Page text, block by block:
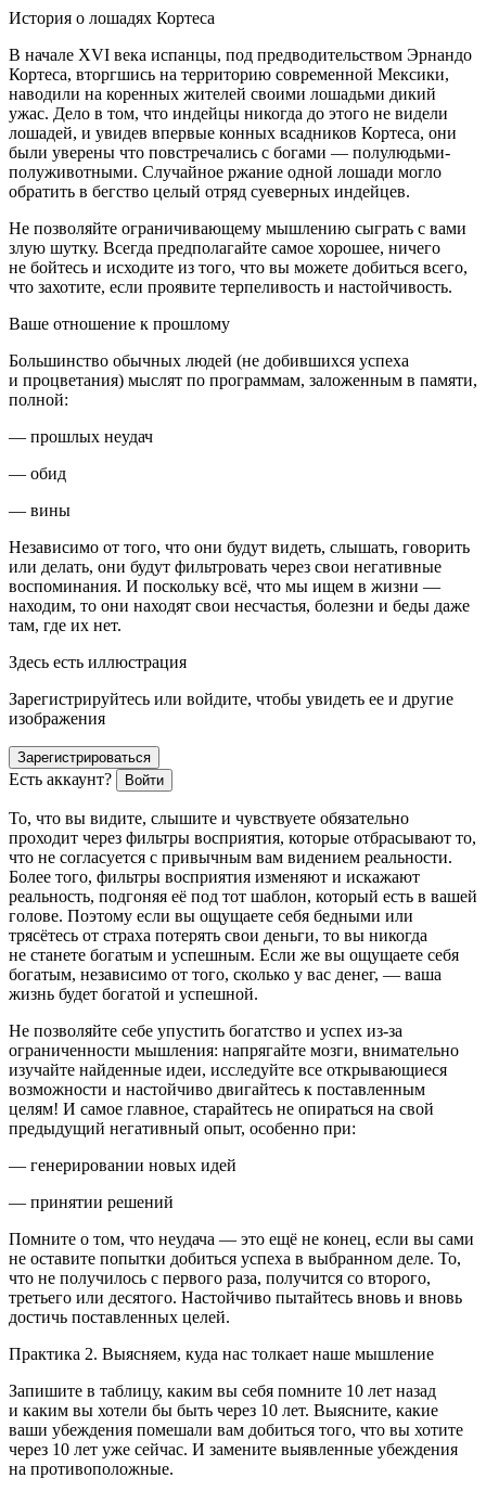
История о лошадях Кортеса
В начале XVI века испанцы, под предводительством Эрнандо
Кортеса, вторгшись на территорию современной Мексики,
наводили на коренных жителей своими лошадьми дикий
ужас. Дело в том, что индейцы никогда до этого не видели
лошадей, и увидев впервые конных всадников Кортеса, они
были уверены что повстречались с богами — полулюдьми-
полуживотными. Случайное ржание одной лошади могло
обратить в бегство целый отряд суеверных индейцев.
Не позволяйте ограничивающему мышлению сыграть с вами
злую шутку. Всегда предполагайте самое хорошее, ничего
не бойтесь и исходите из того, что вы можете добиться всего,
что захотите, если проявите терпеливость и настойчивость.
Ваше отношение к прошлому
Большинство обычных людей (не добившихся успеха
и процветания) мыслят по программам, заложенным в памяти,
полной:
— прошлых неудач
— обид
— вины
Независимо от того, что они будут видеть, слышать, говорить
или делать, они будут фильтровать через свои негативные
воспоминания. И поскольку всё, что мы ищем в жизни —
находим, то они находят свои несчастья, болезни и беды даже
там, где их нет.
Здесь есть иллюстрация
Зарегистрируйтесь или войдите, чтобы увидеть ее и другие
изображения
Зарегистрироваться
Есть аккаунт? Войти
То, что вы видите, слышите и чувствуете обязательно
проходит через фильтры восприятия, которые отбрасывают то,
что не согласуется с привычным вам видением реальности.
Более того, фильтры восприятия изменяют и искажают
реальность, подгоняя её под тот шаблон, который есть в вашей
голове. Поэтому если вы ощущаете себя бедными или
трясётесь от страха потерять свои деньги, то вы никогда
не станете богатым и успешным. Если же вы ощущаете себя
богатым, независимо от того, сколько у вас денег, — ваша
жизнь будет богатой и успешной.
Не позволяйте себе упустить богатство и успех из-за
ограниченности мышления: напрягайте мозги, внимательно
изучайте найденные идеи, исследуйте все открывающиеся
возможности и настойчиво двигайтесь к поставленным
целям! И самое главное, старайтесь не опираться на свой
предыдущий негативный опыт, особенно при:
— генерировании новых идей
— принятии решений
Помните о том, что неудача — это ещё не конец, если вы сами
не оставите попытки добиться успеха в выбранном деле. То,
что не получилось с первого раза, получится со второго,
третьего или десятого. Настойчиво пытайтесь вновь и вновь
достичь поставленных целей.
Практика 2. Выясняем, куда нас толкает наше мышление
Запишите в таблицу, каким вы себя помните 10 лет назад
и каким вы хотели бы быть через 10 лет. Выясните, какие
ваши убеждения помешали вам добиться того, что вы хотите
через 10 лет уже сейчас. И замените выявленные убеждения
на противоположные.